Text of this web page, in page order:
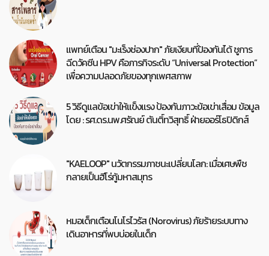
แพทย์เตือน "มะเร็งช่องปาก" ภัยเงียบที่ป้องกันได้ ชูการ
ฉีดวัคซีน HPV คือภารกิจระดับ “Universal Protection”
เพื่อความปลอดภัยของทุกเพศสภาพ
5 วิธีดูแลข้อเข่าให้แข็งแรง ป้องกันภาวะข้อเข่าเสื่อม ข้อมูล
โดย : รศ.ดร.นพ.ศรัณย์ ตันติ์ทวิสุทธิ์ ฝ่ายออร์โธปิดิกส์
"KAELOOP" นวัตกรรมภาชนะเปลี่ยนโลก: เมื่อเศษพืช
กลายเป็นฮีโร่กู้มหาสมุทร
หมอเด็กเตือนโนโรไวรัส (Norovirus) ภัยร้ายระบบทาง
เดินอาหารที่พบบ่อยในเด็ก